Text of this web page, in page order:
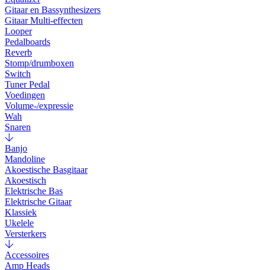
Gitaar en Bassynthesizers
Gitaar Multi-effecten
Looper
Pedalboards
Reverb
Stomp/drumboxen
Switch
Tuner Pedal
Voedingen
Volume-/expressie
Wah
Snaren
Banjo
Mandoline
Akoestische Basgitaar
Akoestisch
Elektrische Bas
Elektrische Gitaar
Klassiek
Ukelele
Versterkers
Accessoires
Amp Heads